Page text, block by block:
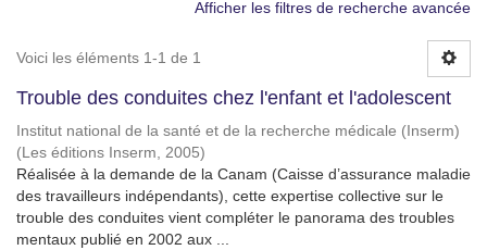
Afficher les filtres de recherche avancée
Voici les éléments 1-1 de 1
Trouble des conduites chez l'enfant et l'adolescent
Institut national de la santé et de la recherche médicale (Inserm)
(Les éditions Inserm, 2005)
Réalisée à la demande de la Canam (Caisse d’assurance maladie
des travailleurs indépendants), cette expertise collective sur le
trouble des conduites vient compléter le panorama des troubles
mentaux publié en 2002 aux ...